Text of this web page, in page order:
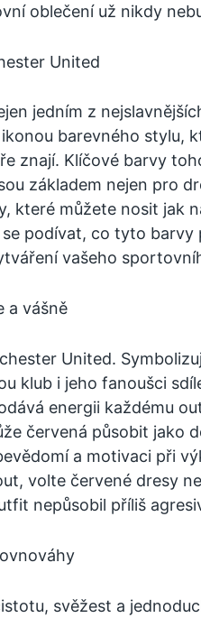
oblečení už nikdy
United
jedním z
barevného stylu,
znají. Klíčové barvy
základem nejen pro
které můžete nosit jak
podívat, co tyto barvy
vašeho
a vášně
United.
klub i jeho fanoušci
energii každému
červená působit jako
a motivaci při
volte červené dresy
nepůsobil příliš
svěžest a